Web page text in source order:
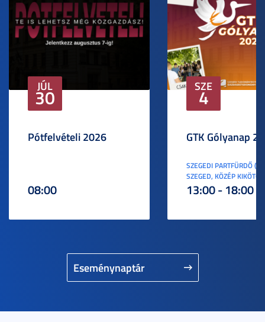
Eseménynaptár
JÚL
30
Pótfelvételi 2026
08:00
SZE
4
GTK Gólyanap
SZEGEDI PARTFÜRDŐ
SZEGED, KÖZÉP KIKÖTŐ
13:00 - 18:00